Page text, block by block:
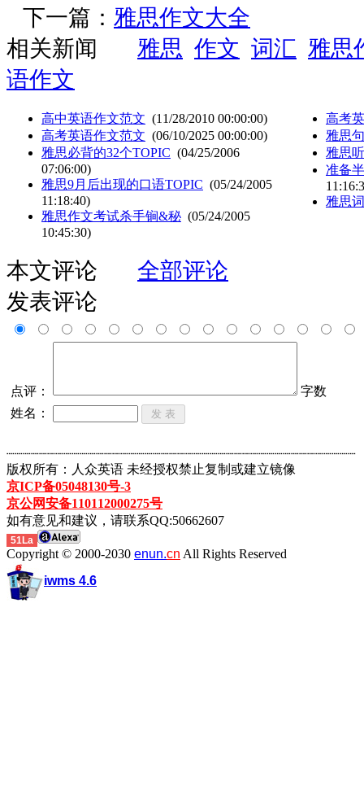
下一篇： 雅思作文大全
相关新闻
雅思 作文 词汇 雅思
语作文
高中英语作文范文 (11/28/2010 00:00:00)
高考英语作文范文 (06/10/2025 00:00:00)
雅思必背的32个TOPIC (04/25/2006
07:06:00)
雅思9月后出现的口语TOPIC (05/24/2005
11:18:40)
雅思作文考试杀手锏&秘 (05/24/2005
10:45:30)
高考
雅思
雅思
准备
雅思
本文评论
全部评论
发表评论
点评：
字数
姓名：
┈┈┈┈┈┈┈┈┈┈┈┈┈┈┈┈┈┈┈┈┈┈┈┈┈┈┈┈┈┈┈┈┈┈┈┈┈┈┈┈┈┈┈
版权所有：人众英语 未经授权禁止复制或建立镜像
京ICP备05048130号-3
京公网安备110112000275号
如有意见和建议，请联系QQ:50662607
51La
Copyright © 2000-2030 enun.cn All Rights Reserved
iwms 4.6